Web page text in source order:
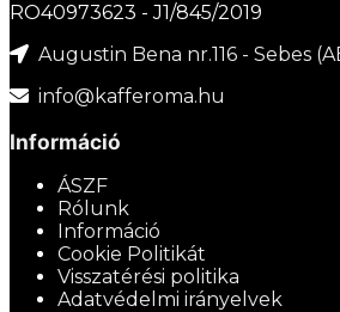
RO40973623 - J1/845/2019
Augustin Bena nr.116 - Sebes
info@kafferoma.hu
Információ
ÁSZF
Rólunk
Információ
Cookie Politikát
Visszatérési politika
Adatvédelmi irányelvek